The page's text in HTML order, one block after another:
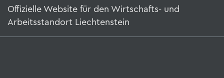
Offizielle Website für den Wirtschafts- und
Arbeitsstandort Liechtenstein